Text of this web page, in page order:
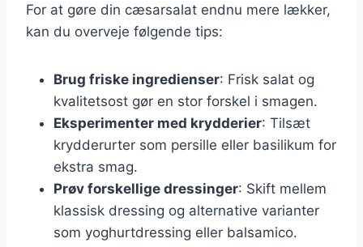
For at gøre din cæsarsalat endnu mere lækker,
kan du overveje følgende tips:
Brug friske ingredienser: Frisk salat og
kvalitetsost gør en stor forskel i smagen.
Eksperimenter med krydderier: Tilsæt
krydderurter som persille eller basilikum for
ekstra smag.
Prøv forskellige dressinger: Skift mellem
klassisk dressing og alternative varianter
som yoghurtdressing eller balsamico.